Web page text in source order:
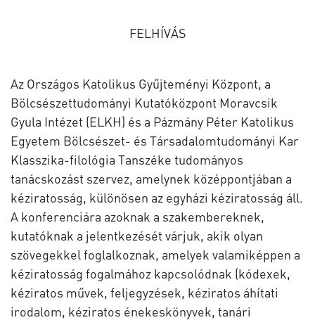
FELHÍVÁS
Az Országos Katolikus Gyűjteményi Központ, a
Bölcsészettudományi Kutatóközpont Moravcsik
Gyula Intézet (ELKH) és a Pázmány Péter Katolikus
Egyetem Bölcsészet- és Társadalomtudományi Kar
Klasszika-filológia Tanszéke tudományos
tanácskozást szervez, amelynek középpontjában a
kéziratosság, különösen az egyházi kéziratosság áll.
A konferenciára azoknak a szakembereknek,
kutatóknak a jelentkezését várjuk, akik olyan
szövegekkel foglalkoznak, amelyek valamiképpen a
kéziratosság fogalmához kapcsolódnak (kódexek,
kéziratos művek, feljegyzések, kéziratos áhítati
irodalom, kéziratos énekeskönyvek, tanári